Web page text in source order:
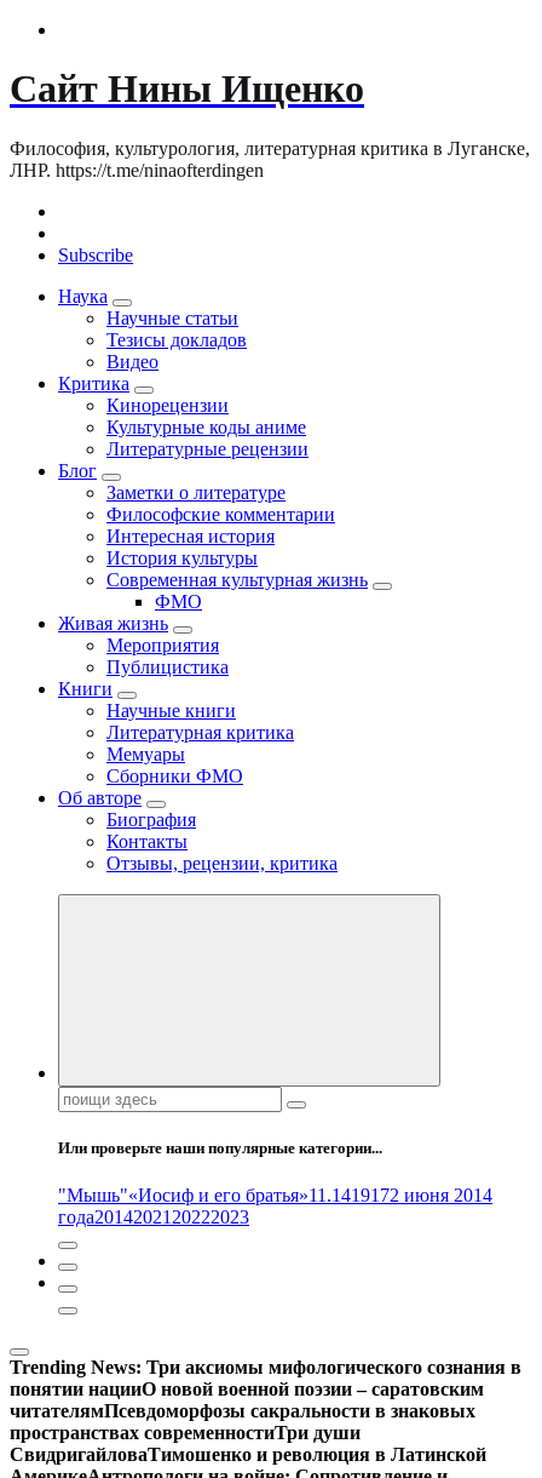
Сайт Нины Ищенко
Философия, культурология, литературная критика в Луганске,
ЛНР. https://t.me/ninaofterdingen
Subscribe
Наука
Научные статьи
Тезисы докладов
Видео
Критика
Кинорецензии
Культурные коды аниме
Литературные рецензии
Блог
Заметки о литературе
Философские комментарии
Интересная история
История культуры
Современная культурная жизнь
ФМО
Живая жизнь
Мероприятия
Публицистика
Книги
Научные книги
Литературная критика
Мемуары
Сборники ФМО
Об авторе
Биография
Контакты
Отзывы, рецензии, критика
Поиск:
Или проверьте наши популярные категории...
"Мышь"«Иосиф и его братья»11.1419172 июня 2014
года20142021 20222023
Trending News: Три аксиомы мифологического сознания в
понятии нацииО новой военной поэзии – саратовским
читателямПсевдоморфозы сакральности в знаковых
пространствах современностиТри души
СвидригайловаТимошенко и революция в Латинской